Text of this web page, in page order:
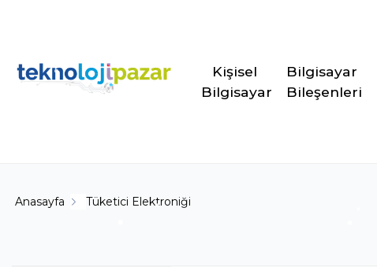
Kişisel
Bilgisayar
Bilgisayar
Bileşenleri
Anasayfa Tüketici Elektroniği